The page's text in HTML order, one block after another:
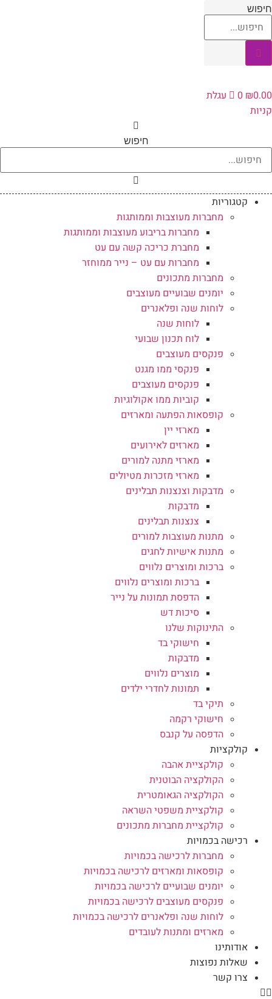
₪
0
עגלת
חיפוש
קטגוריות
מחברות מעוצבות וממותגות
מחברות בריבוע מעוצבות וממותגות
מחברת כריכה קשה עם עט
מחברות עם עט – נייר ממוחזר
מחברות מתכונים
יומנים שבועיים מעוצבים
לוחות שנה ופלאנרים
לוחות שנה
לוח תכנון שבועי
פנקסים מעוצבים
פנקסי ממו מגנט
פנקסים מעוצבים
קוביות ממו אקולוגיות
קופסאות הפתעה ומארזים
מארזי יין
מארזים לאירועים
מארזי מתנה למורים
מארזי מזכרות מטיולים
מדבקות וצנצנות תבלינים
מדבקות
צנצנות תבלינים
מתנות מעוצבות למורים
מתנות אישיות לחגים
ברכות ומוצרים נלווים
ברכות ומוצרים נלווים
הדפסת תמונות על נייר
סיכות דש
התינוקות שלנו
חישוקי בד
מדבקות
מוצרים נלווים
תמונות לחדרי ילדים
תיקי בד
חישוקי רקמה
הדפסה על קנבס
קולקציות
קולקציית אהבה
הקולקציה הבוטנית
הקולקציה הגאומטרית
קולקציית משפטי השראה
קולקציית מחברות מתכונים
רכישה בכמויות
מחברות לרכישה בכמויות
קופסאות ומארזים לרכישה בכמויות
יומנים שבועיים לרכישה בכמויות
פנקסים מעוצבים לרכישה בכמויות
לוחות שנה ופלאנרים לרכישה בכמויות
מארזים ומתנות לעובדים
אודותינו
שאלות נפוצות
צרו קשר